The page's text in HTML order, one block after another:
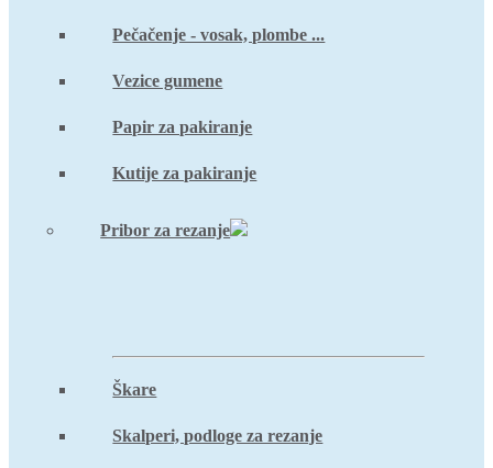
Pečačenje - vosak, plombe ...
Vezice gumene
Papir za pakiranje
Kutije za pakiranje
Pribor za rezanje
Škare
Skalperi, podloge za rezanje